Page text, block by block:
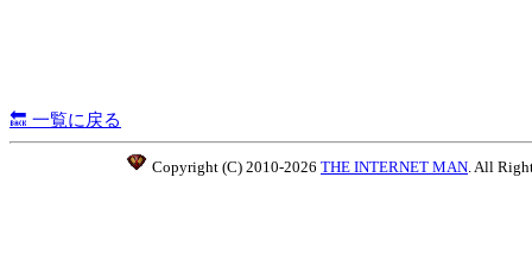
🔙 一覧に戻る
Copyright (C) 2010-2026 THE INTERNET MAN . All